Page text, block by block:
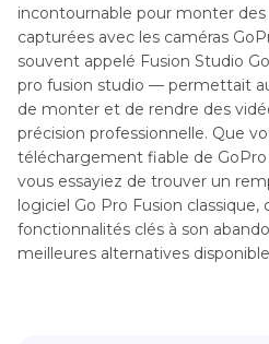
incontournable pour monter
capturées avec les caméras
souvent appelé Fusion Studio
pro fusion studio — permettait
de monter et de rendre des
précision professionnelle. Que
téléchargement fiable de
vous essayiez de trouver un
logiciel Go Pro Fusion
fonctionnalités clés à son
meilleures alternatives